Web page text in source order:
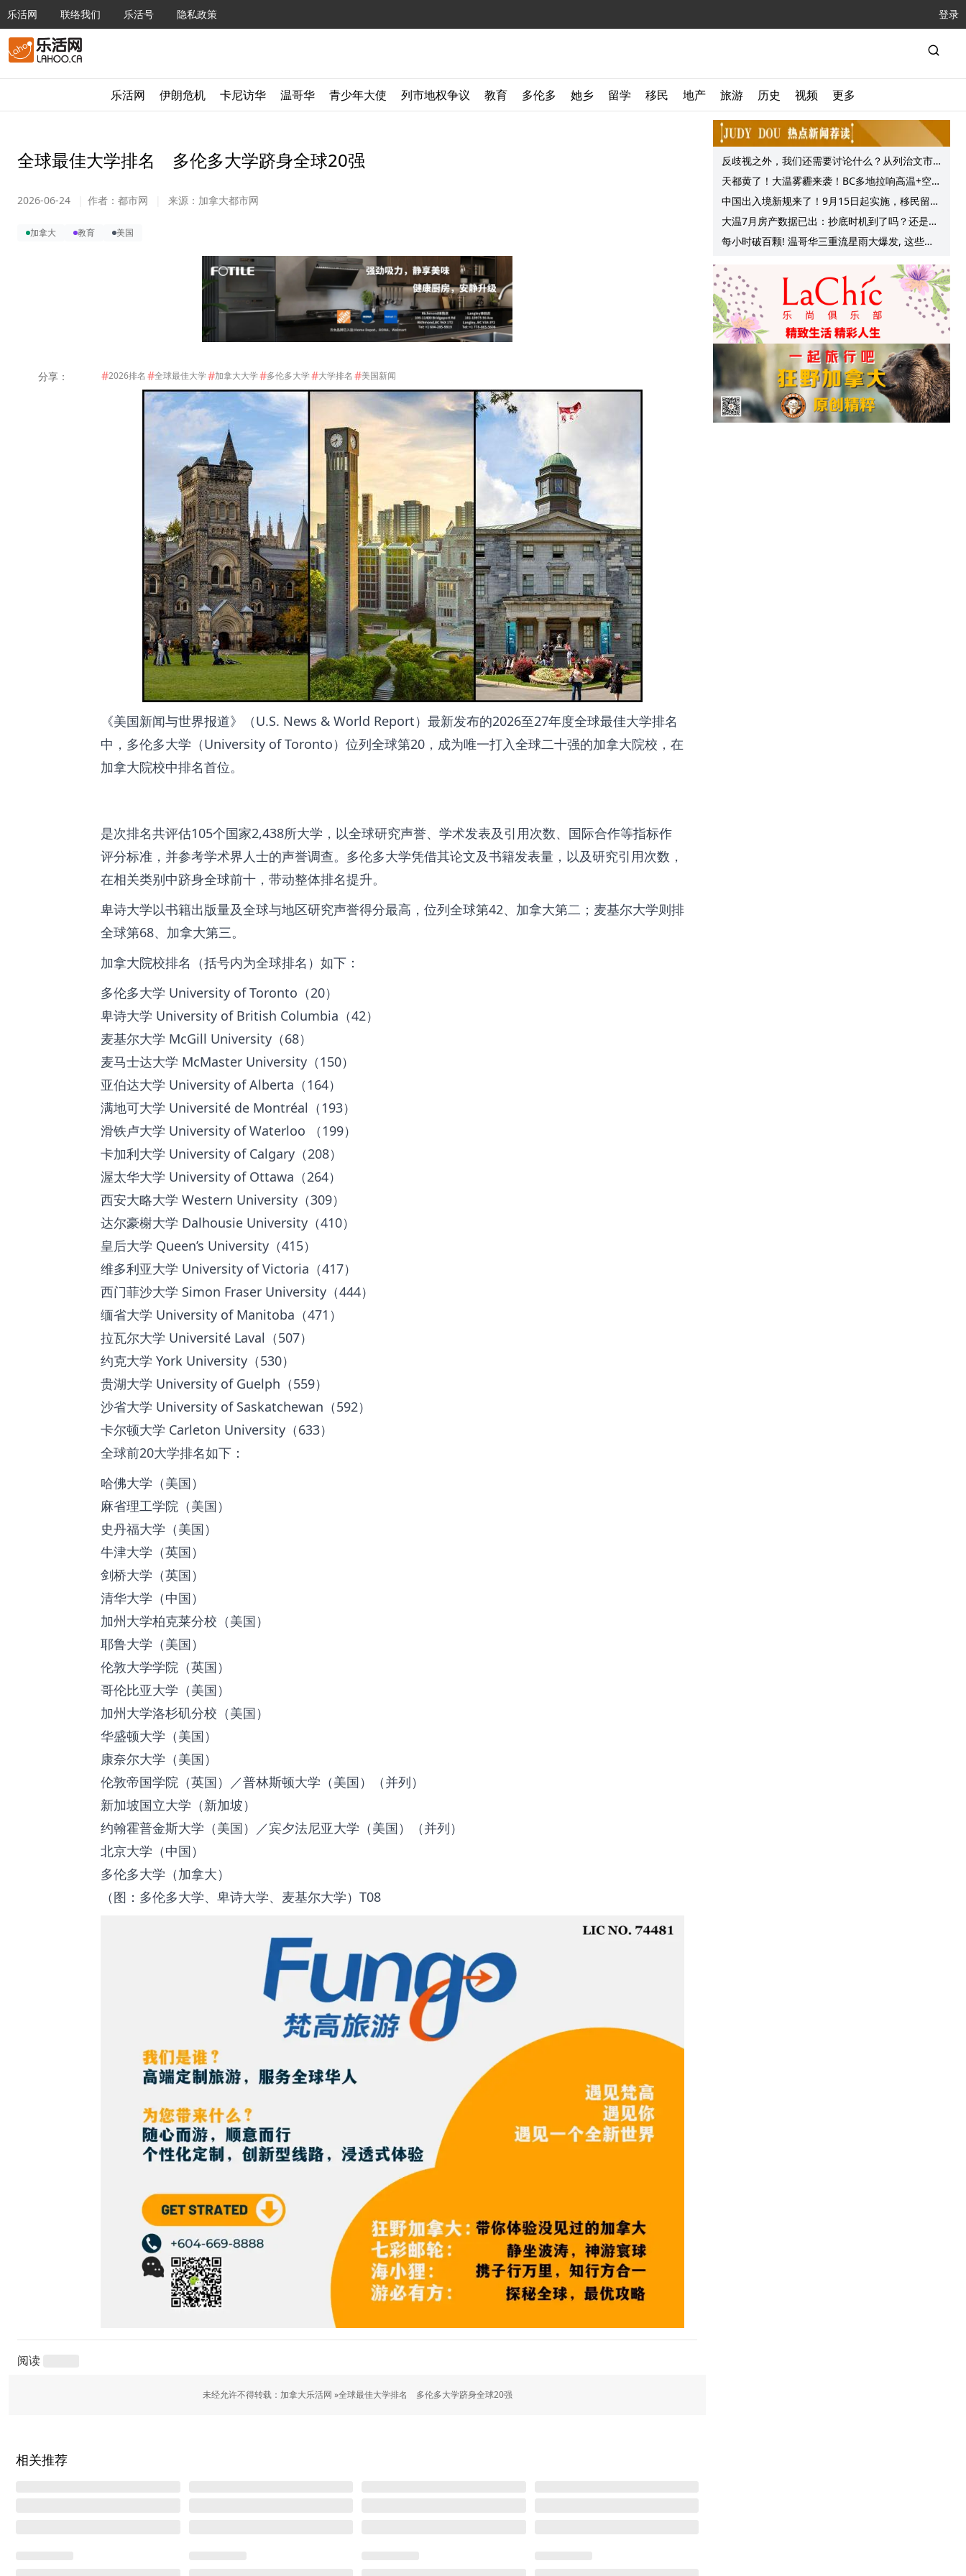
乐活网 联络我们 乐活号 隐私政策 登录
乐活网 伊朗危机 卡尼访华 温哥华 青少年大使 列市地权争议 教育 多伦多 她乡 留学 移民 地产 旅游 历史 视频 更多
全球最佳大学排名 多伦多大学跻身全球20强
2026-06-24 作者： 都市网 来源： 加拿大都市网
加拿大 教育 美国
分享： #2026排名 #全球最佳大学#加拿大大学#多伦多大学#大学排名 #美国新闻
《美国新闻与世界报道》（U.S. News & World Report）最新发布的2026至27年度全球最佳大学排名
中，多伦多大学（University of Toronto）位列全球第20，成为唯一打入全球二十强的加拿大院校，在
加拿大院校中排名首位。
是次排名共评估105个国家2,438所大学，以全球研究声誉、学术发表及引用次数、国际合作等指标作
评分标准，并参考学术界人士的声誉调查。多伦多大学凭借其论文及书籍发表量，以及研究引用次数，
在相关类别中跻身全球前十，带动整体排名提升。
卑诗大学以书籍出版量及全球与地区研究声誉得分最高，位列全球第42、加拿大第二；麦基尔大学则排
全球第68、加拿大第三。
加拿大院校排名（括号内为全球排名）如下：
多伦多大学 University of Toronto（20）
卑诗大学 University of British Columbia（42）
麦基尔大学 McGill University（68）
麦马士达大学 McMaster University（150）
亚伯达大学 University of Alberta（164）
满地可大学 Université de Montréal（193）
滑铁卢大学 University of Waterloo （199）
卡加利大学 University of Calgary（208）
渥太华大学 University of Ottawa（264）
西安大略大学 Western University（309）
达尔豪榭大学 Dalhousie University（410）
皇后大学 Queen’s University（415）
维多利亚大学 University of Victoria（417）
西门菲沙大学 Simon Fraser University（444）
缅省大学 University of Manitoba（471）
拉瓦尔大学 Université Laval（507）
约克大学 York University（530）
贵湖大学 University of Guelph（559）
沙省大学 University of Saskatchewan（592）
卡尔顿大学 Carleton University（633）
全球前20大学排名如下：
哈佛大学（美国）
麻省理工学院（美国）
史丹福大学（美国）
牛津大学（英国）
剑桥大学（英国）
清华大学（中国）
加州大学柏克莱分校（美国）
耶鲁大学（美国）
伦敦大学学院（英国）
哥伦比亚大学（美国）
加州大学洛杉矶分校（美国）
华盛顿大学（美国）
康奈尔大学（美国）
伦敦帝国学院（英国）／普林斯顿大学（美国）（并列）
新加坡国立大学（新加坡）
约翰霍普金斯大学（美国）／宾夕法尼亚大学（美国）（并列）
北京大学（中国）
多伦多大学（加拿大）
（图：多伦多大学、卑诗大学、麦基尔大学）T08
阅读
未经允许不得转载：加拿大乐活网 »全球最佳大学排名 多伦多大学跻身全球20强
相关推荐
反歧视之外，我们还需要讨论什么？从列治文市
议会一项动议谈起
天都黄了！大温雾霾来袭！BC多地拉响高温+空气
质量预警 最高可达35°C！
中国出入境新规来了！9月15日起实施，移民留学
中介迎来最强监管！
大温7月房产数据已出：抄底时机到了吗？还是再
等等？他们这么建议的
每小时破百颗! 温哥华三重流星雨大爆发, 这些最